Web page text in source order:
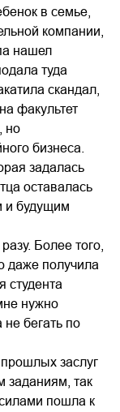
в семье,
компании,
нашел
туда
скандал,
факультет
но
бизнеса.
задалась
оставалась
и будущим
Более того,
даже получила
студента
нужно
бегать по
заслуг
заданиям, так
пошла к